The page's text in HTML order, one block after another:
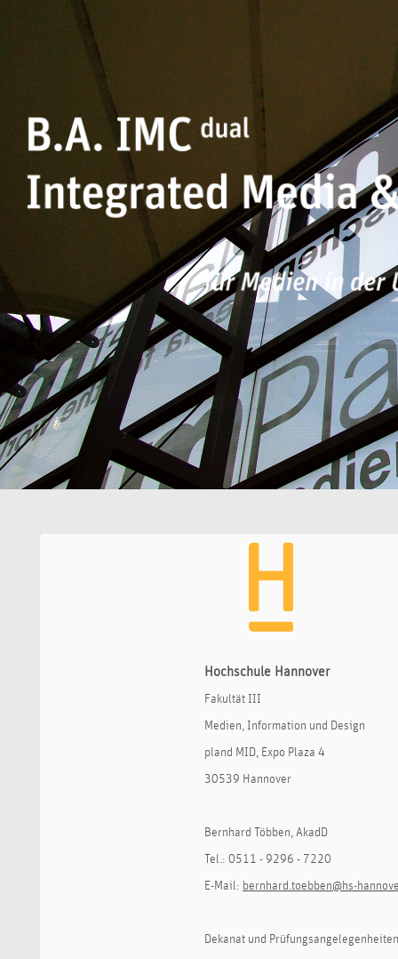
Hochschule Hannover
Fakultät III
Medien, Information und Design
pland MID, Expo Plaza 4
30539 Hannover
Bernhard Többen, AkadD
Tel.: 0511 - 9296 - 7220
E-Mail: bernhard.toebben@hs-
Dekanat und Prüfungsangelegenheiten